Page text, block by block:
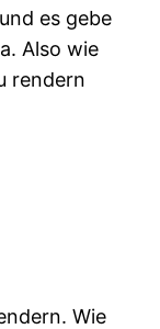
es gebe
Also wie
rendern
Wie